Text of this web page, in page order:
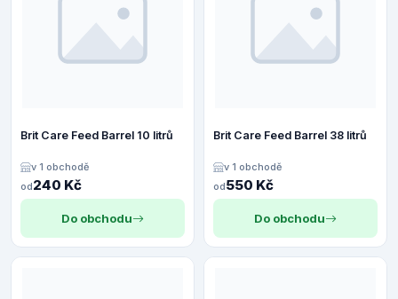
Brit Care Feed Barrel 10 litrů
v 1 obchodě
od240 Kč
Do obchodu
Brit Care Feed Barrel 38 litrů
v 1 obchodě
od550 Kč
Do obchodu